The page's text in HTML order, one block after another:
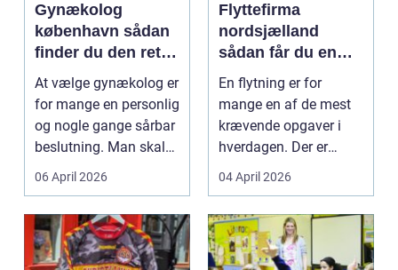
Gynækolog
københavn sådan
finder du den rette
specialist
At vælge gynækolog er
for mange en personlig
og nogle gange sårbar
beslutning. Man skal
både føle si...
06 April 2026
Flyttefirma
nordsjælland
sådan får du en
tryg og effektiv
flytning
En flytning er for
mange en af de mest
krævende opgaver i
hverdagen. Der er
meget at holde styr på,
04 April 2026